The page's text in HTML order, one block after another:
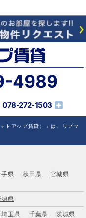
4989
078-272-1503
トアップ賃貸）」は、リブマ
手県 秋田県
宮城県
潟県
埼玉県 千葉県 茨城県